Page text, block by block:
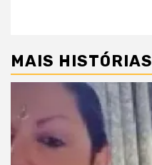
MAIS HISTÓRIAS